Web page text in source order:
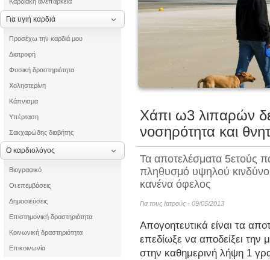
Για υγιή καρδιά
Προσέχω την καρδιά μου
Διατροφή
Φυσική δραστηριότητα
Χοληστερίνη
Κάπνισμα
Υπέρταση
Σακχαρώδης διαβήτης
Ο καρδιολόγος
Βιογραφικό
Οι επεμβάσεις
Δημοσιεύσεις
Επιστημονική δραστηριότητα
Κοινωνική δραστηριότητα
Επικοινωνία
Τα οφέλη
Μυοκαρδίτιδα
Χάπι ω3 λιπαρών
νοσηρότητα και
Τα αποτελέσματα 5ετούς
πληθυσμό υψηλού
κανένα όφελος
Για τους Ιατρούς - 09/05/2013
Απογοητευτικά είναι τα
επεδίωξε να αποδείξει την
στην καθημερινή λήψη 1